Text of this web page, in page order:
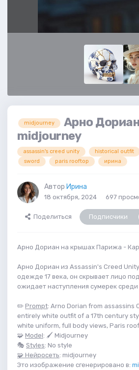
midjourney
Арно
midjourney
assassin's creed unity historical outfit
sword
paris rooftop ирина
Автор Ирина
18 октября, 2024 697
Поделиться Подписчики
Арно Дориан на крышах Парижа -
Арно Дориан из Assassin's Creed
одежде 17 века, он скрывает лицо
ожидает наступления сумерек
✏️ Prompt: Arno Dorian from assassins
entirely white outfit of a 17th century
white uniform, full body views, Paris
🧩 Model: 🖌 Midjourney
🎭 Styles: No style
🧩 Нейросеть: midjourney
Это изображение сгенерировано в: